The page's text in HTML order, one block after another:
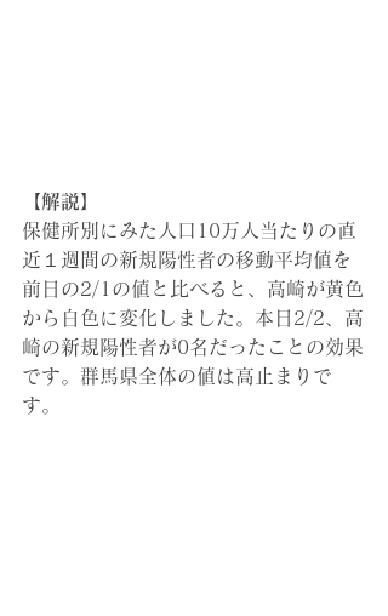
【解説】
保健所別にみた人口10万人当たりの直
近１週間の新規陽性者の移動平均値を
前日の2/1の値と比べると、高崎が黄色
から白色に変化しました。本日2/2、高
崎の新規陽性者が0名だったことの効果
です。群馬県全体の値は高止まりで
す。